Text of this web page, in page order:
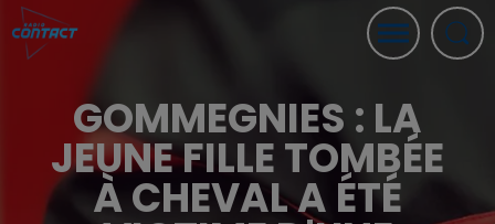
GOMMEGNIES : LA
JEUNE FILLE TOMBÉE
À CHEVAL A ÉTÉ